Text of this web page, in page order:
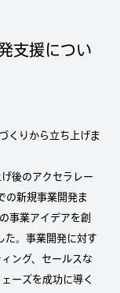
支援につい
くりから立ち上げま
後のアクセラレー
の新規事業開発ま
事業アイデアを創
た。事業開発に対す
ング、セールスな
ーズを成功に導く